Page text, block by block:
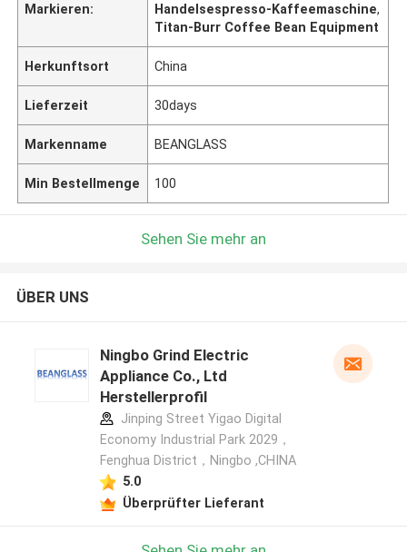
Markieren:
Handelsespresso-Kaffeemaschine,
Titan-Burr Coffee Bean Equipment
Herkunftsort China
Lieferzeit 30days
Markenname BEANGLASS
Min Bestellmenge 100
Sehen Sie mehr an
ÜBER UNS
Ningbo Grind Electric
Appliance Co., Ltd
Herstellerprofil
Jinping Street Yigao Digital
Economy Industrial Park 2029，
Fenghua District，Ningbo ,CHINA
5.0
Überprüfter Lieferant